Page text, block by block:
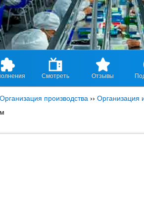
Смотреть Отзывы
Организация производства ›› Организация